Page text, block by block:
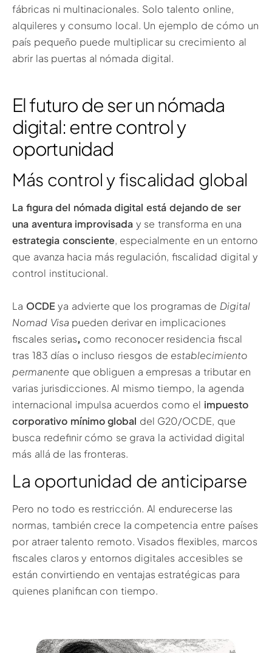
fábricas ni multinacionales. Solo talento online,
alquileres y consumo local. Un ejemplo de cómo un
país pequeño puede multiplicar su crecimiento al
abrir las puertas al nómada digital.
El futuro de ser un nómada
digital: entre control y
oportunidad
Más control y fiscalidad global
La figura del nómada digital está dejando de ser
una aventura improvisada y se transforma en una
estrategia consciente, especialmente en un entorno
que avanza hacia más regulación, fiscalidad digital y
control institucional.
La OCDE ya advierte que los programas de Digital
Nomad Visa pueden derivar en implicaciones
fiscales serias, como reconocer residencia fiscal
tras 183 días o incluso riesgos de establecimiento
permanente que obliguen a empresas a tributar en
varias jurisdicciones. Al mismo tiempo, la agenda
internacional impulsa acuerdos como el impuesto
corporativo mínimo global del G20/OCDE, que
busca redefinir cómo se grava la actividad digital
más allá de las fronteras.
La oportunidad de anticiparse
Pero no todo es restricción. Al endurecerse las
normas, también crece la competencia entre países
por atraer talento remoto. Visados flexibles, marcos
fiscales claros y entornos digitales accesibles se
están convirtiendo en ventajas estratégicas para
quienes planifican con tiempo.